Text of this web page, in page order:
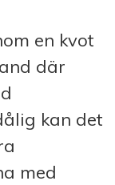
en kvot
där
kan det
med